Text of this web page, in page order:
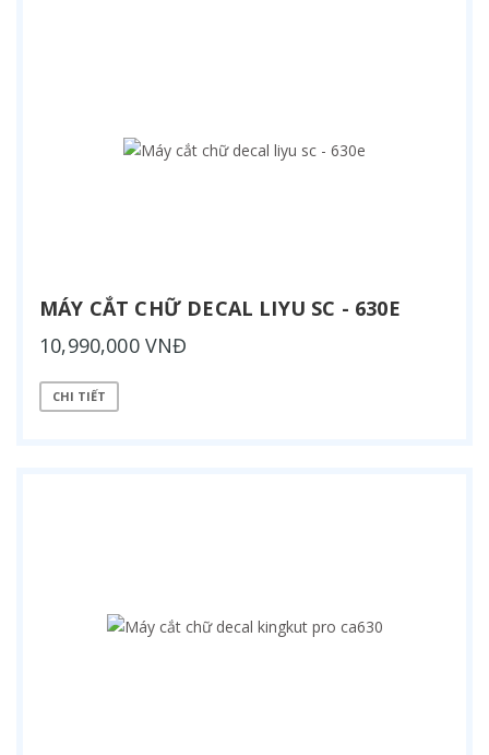
MÁY CẮT CHỮ DECAL LIYU SC - 630E
10,990,000 VNĐ
CHI TIẾT